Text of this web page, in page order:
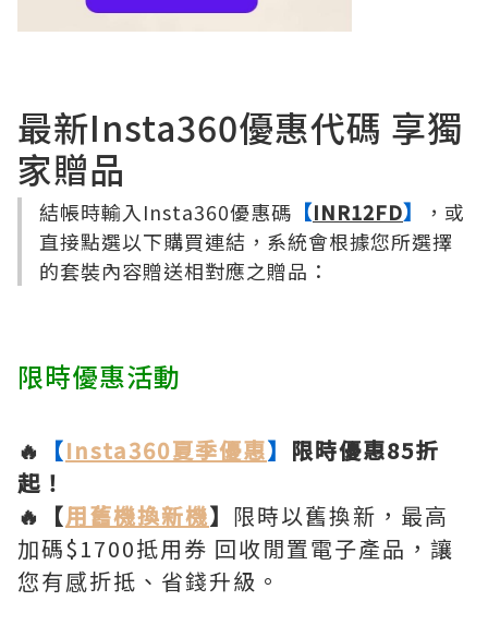
最新Insta360優惠代碼 享獨
家贈品
結帳時輸入Insta360優惠碼 【INR12FD】
，或
直接點選以下購買連結，系統會根據您所選擇
的套裝內容贈送相對應之贈品：
限時優惠活動
🔥 【Insta360夏季優惠】 限時優惠85折
起！
🔥【用舊機換新機】 限時以舊換新，最高
加碼$1700抵用券 回收閒置電子產品，讓
您有感折抵、省錢升級。